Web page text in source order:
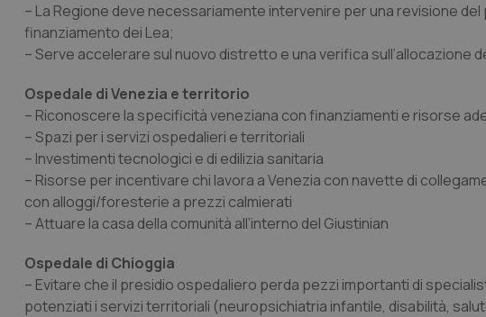
– La Regione deve necessariamente intervenire per una revisione
finanziamento dei Lea;
– Serve accelerare sul nuovo distretto e una verifica sull’allocazione
Ospedale di Venezia e territorio
– Riconoscere la specificità veneziana con finanziamenti e risorse
– Spazi per i servizi ospedalieri e territoriali
– Investimenti tecnologici e di edilizia sanitaria
– Risorse per incentivare chi lavora a Venezia con navette di
con alloggi/foresterie a prezzi calmierati
– Attuare la casa della comunità all’interno del Giustinian
Ospedale di Chioggia
– Evitare che il presidio ospedaliero perda pezzi importanti di
potenziati i servizi territoriali (neuropsichiatria infantile, disabilità,